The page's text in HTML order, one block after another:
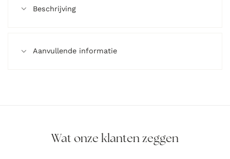
Beschrijving
Aanvullende informatie
Wat onze klanten zeggen